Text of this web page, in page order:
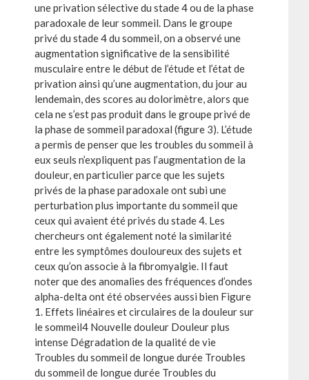
une privation sélective du stade 4 ou de la phase
paradoxale de leur sommeil. Dans le groupe
privé du stade 4 du sommeil, on a observé une
augmentation significative de la sensibilité
musculaire entre le début de l’étude et l’état de
privation ainsi qu’une augmentation, du jour au
lendemain, des scores au dolorimètre, alors que
cela ne s’est pas produit dans le groupe privé de
la phase de sommeil paradoxal (figure 3). L’étude
a permis de penser que les troubles du sommeil à
eux seuls n’expliquent pas l’augmentation de la
douleur, en particulier parce que les sujets
privés de la phase paradoxale ont subi une
perturbation plus importante du sommeil que
ceux qui avaient été privés du stade 4. Les
chercheurs ont également noté la similarité
entre les symptômes douloureux des sujets et
ceux qu’on associe à la fibromyalgie. Il faut
noter que des anomalies des fréquences d’ondes
alpha-delta ont été observées aussi bien Figure
1. Effets linéaires et circulaires de la douleur sur
le sommeil4 Nouvelle douleur Douleur plus
intense Dégradation de la qualité de vie
Troubles du sommeil de longue durée Troubles
du sommeil de longue durée Troubles du